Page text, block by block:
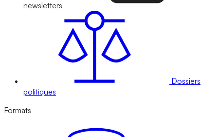
newsletters
Dossiers
politiques
Formats